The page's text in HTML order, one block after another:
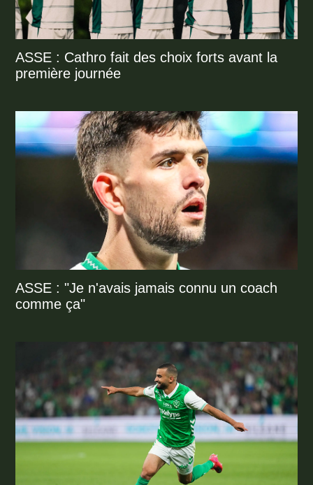
ASSE : Cathro fait des choix forts avant la
première journée
ASSE : "Je n'avais jamais connu un coach
comme ça"